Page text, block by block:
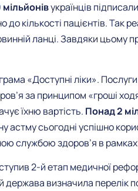
мільйонівукраїнців
до кількості пацієнтів. Так
ланці. Завдяки цьому
«Доступні ліки».
за принципом «гроші
їхню вартість. Понад 2
астму сьогодні успішно
службою здоров’я в рамках
2-й етап медичної
визначила перелік